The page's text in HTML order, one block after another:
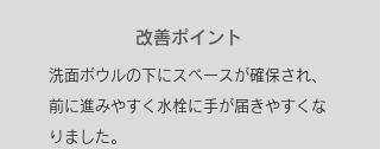
​改善ポイント
洗面ボウルの下にスペースが確保され、
前に進みやすく水栓に手が届きやすくな
りました。